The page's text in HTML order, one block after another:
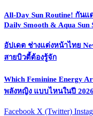
All-Day Sun Routine! กันแ
Daily Smooth & Aqua Sun
อัปเดต ช่างแต่งหน้าไทย
สายบิวตี้ต้องรู้จัก
Which Feminine Energy
พลังหญิง แบบไหนในปี 2026
Facebook X (Twitter)